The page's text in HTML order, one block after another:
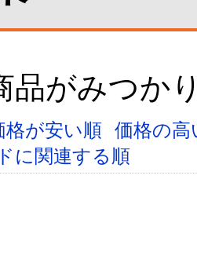
品がみつか
格が安い順 価格の
に関連する順